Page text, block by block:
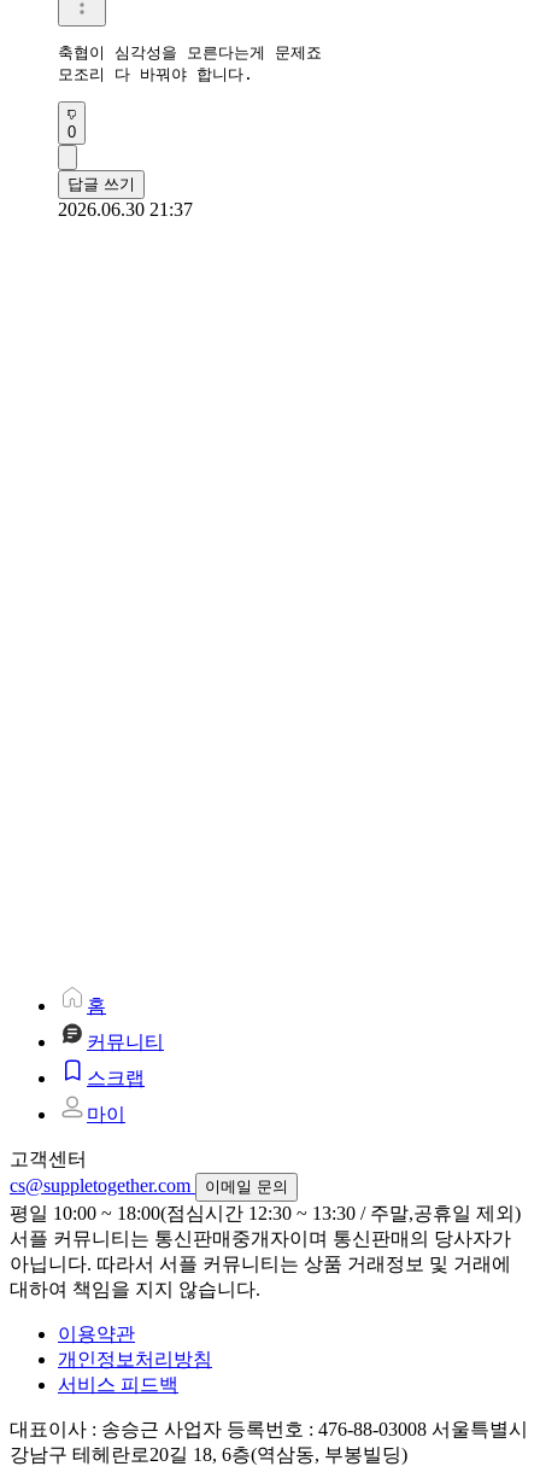
축협이 심각성을 모른다는게 문제죠
모조리 다 바꿔야 합니다.
0
답글 쓰기
2026.06.30 21:37
홈
커뮤니티
스크랩
마이
고객센터
cs@suppletogether.com
이메일 문의
평일 10:00 ~ 18:00(점심시간 12:30 ~ 13:30 / 주말,공휴일 제외)
서플 커뮤니티는 통신판매중개자이며 통신판매의 당사자가
아닙니다. 따라서 서플 커뮤니티는 상품 거래정보 및 거래에
대하여 책임을 지지 않습니다.
이용약관
개인정보처리방침
서비스 피드백
대표이사 : 송승근 사업자 등록번호 : 476-88-03008 서울특별시
강남구 테헤란로20길 18, 6층(역삼동, 부봉빌딩)